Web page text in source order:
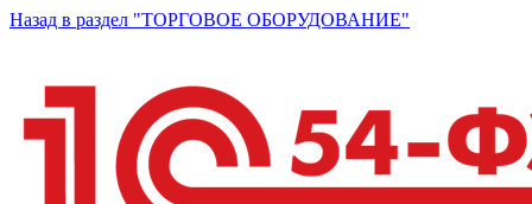
Назад в раздел "ТОРГОВОЕ ОБОРУДОВАНИЕ"